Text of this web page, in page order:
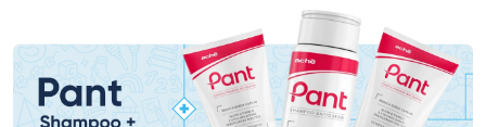
Promoção em Destaque